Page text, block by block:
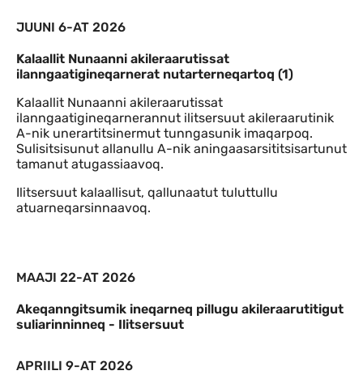
JUUNI 6-AT 2026
Kalaallit Nunaanni akileraarutissat
ilanngaatigineqarnerat nutarterneqartoq (1)
Kalaallit Nunaanni akileraarutissat
ilanngaatigineqarnerannut ilitsersuut akileraarutinik
A-nik unerartitsinermut tunngasunik imaqarpoq.
Sulisitsisunut allanullu A-nik aningaasarsititsisartunut
tamanut atugassiaavoq.
Ilitsersuut kalaallisut, qallunaatut tuluttullu
atuarneqarsinnaavoq.
MAAJI 22-AT 2026
Akeqanngitsumik ineqarneq pillugu akileraarutitigut
suliarinninneq - Ilitsersuut
APRIILI 9-AT 2026